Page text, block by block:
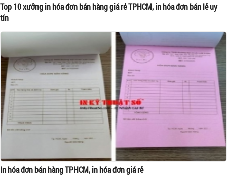
Top 10 xưởng in hóa đơn bán hàng giá rẻ TPHCM, in hóa đơn bán lẻ uy
tín
In hóa đơn bán hàng TPHCM, in hóa đơn giá rẻ